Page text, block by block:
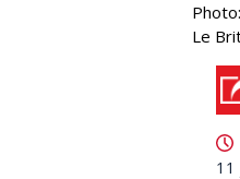
Le